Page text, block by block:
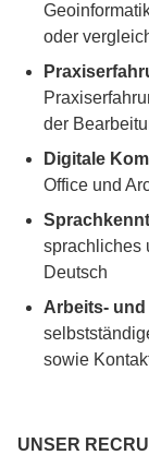
oder
der
Digitale
Office und
sprachliches
Deutsch
Arbeits-
sowie
UNSER